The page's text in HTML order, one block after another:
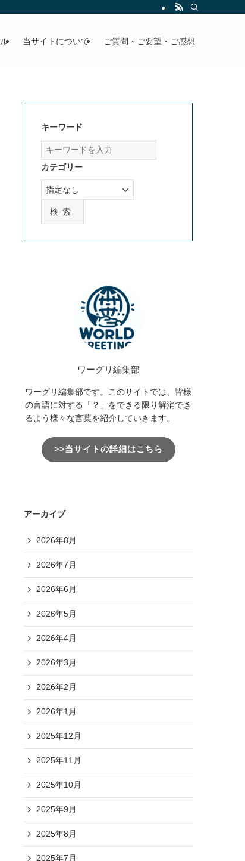
当サイトについて ご質問・ご要望・ご感想
キーワード
カテゴリー
検索
ワーグリ編集部
ワーグリ編集部です。このサイトでは、皆様
の言語に対する「？」をできる限り解消でき
るよう様々な言葉を紹介していきます。
>>当サイトの詳細はこちら
アーカイブ
2026年8月
2026年7月
2026年6月
2026年5月
2026年4月
2026年3月
2026年2月
2026年1月
2025年12月
2025年11月
2025年10月
2025年9月
2025年8月
2025年7月